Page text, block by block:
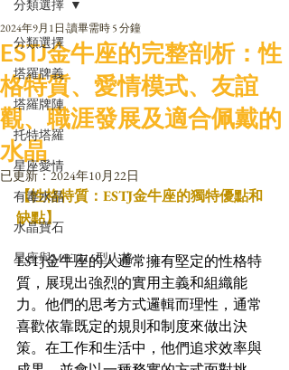
分類選擇
塔羅牌義
塔羅牌陣
托特塔羅
星座愛情
有毒水晶
水晶寶石
星座與MBTI16型人格
分類選擇
ESTJ金牛座的完整剖析：性
格特質、愛情模式、友誼
觀、職涯發展及適合佩戴的
水晶
2024年9月1日 讀畢需時 5 分鐘
已更新：2024年10月22日
【性格特質：ESTJ金牛座的獨特優點和
缺點】
ESTJ金牛座的人通常擁有堅定的性格特
質，展現出強烈的實用主義和組織能
力。他們的思考方式邏輯而理性，通常
喜歡依靠既定的規則和制度來做出決
策。在工作和生活中，他們追求效率與